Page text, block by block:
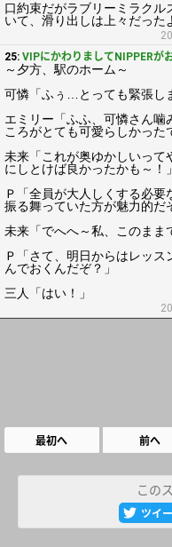
口約束だがラブリーミラクル
いて、滑り出しは上々だった
25: VIPにかわりましてNIPPERが
～夕方、駅のホーム～
可憐「ふぅ…とっても緊張し
エミリー「ふふ、可憐さん噛
ころがとても可愛らしかった
未来「これが奥ゆかしいっ
にしとけば良かったかも～！」
Ｐ「全員が大人しくする必
振る舞っていた方が魅力的だ
未来「でへへ～私、このまま
Ｐ「さて、明日からはレッ
んでおくんだぞ？」
三人「はい！」
最初へ 前へ
この
ツイ